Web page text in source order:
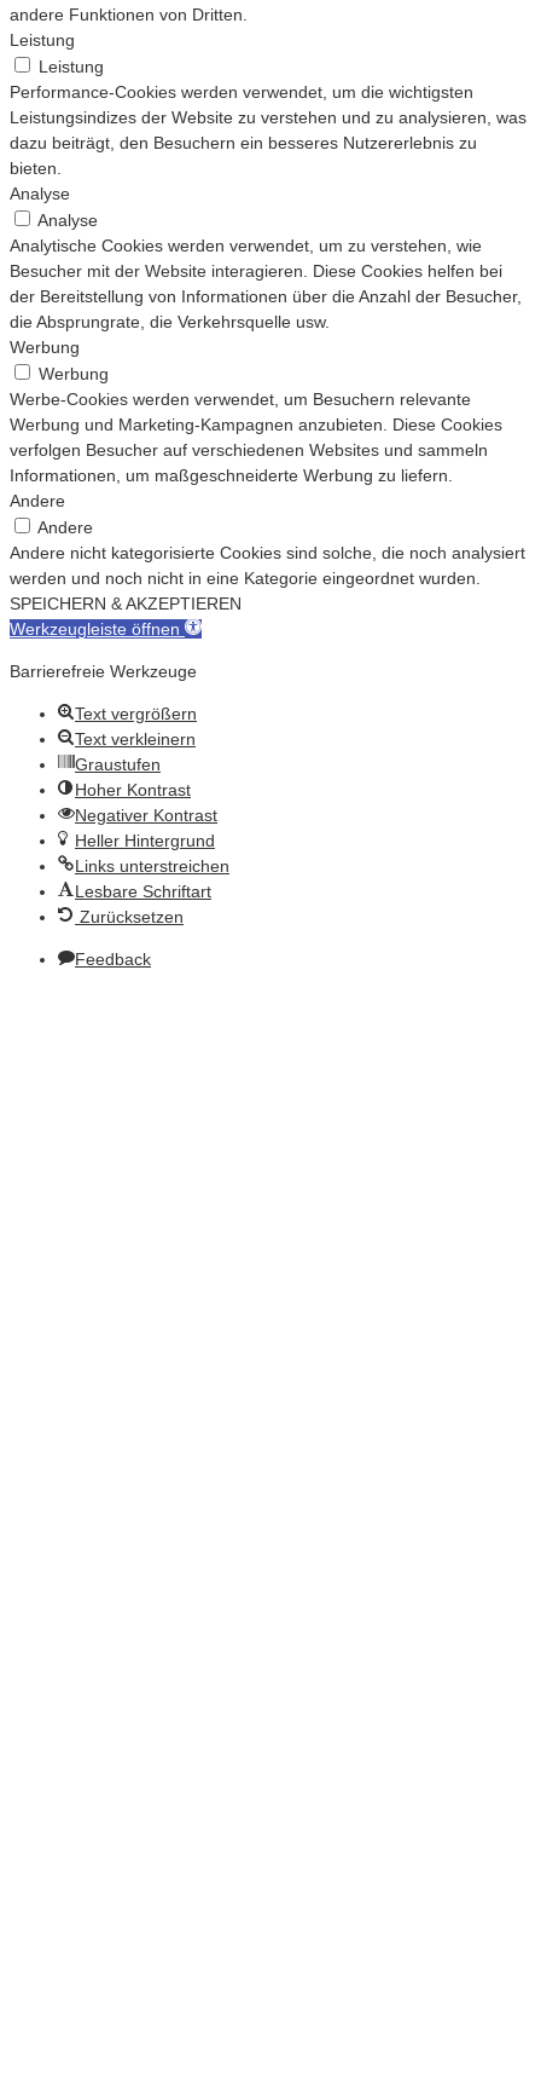
andere Funktionen von Dritten.
Leistung
Leistung
Performance-Cookies werden verwendet, um die wichtigsten
Leistungsindizes der Website zu verstehen und zu analysieren, was
dazu beiträgt, den Besuchern ein besseres Nutzererlebnis zu
bieten.
Analyse
Analyse
Analytische Cookies werden verwendet, um zu verstehen, wie
Besucher mit der Website interagieren. Diese Cookies helfen bei
der Bereitstellung von Informationen über die Anzahl der Besucher,
die Absprungrate, die Verkehrsquelle usw.
Werbung
Werbung
Werbe-Cookies werden verwendet, um Besuchern relevante
Werbung und Marketing-Kampagnen anzubieten. Diese Cookies
verfolgen Besucher auf verschiedenen Websites und sammeln
Informationen, um maßgeschneiderte Werbung zu liefern.
Andere
Andere
Andere nicht kategorisierte Cookies sind solche, die noch analysiert
werden und noch nicht in eine Kategorie eingeordnet wurden.
SPEICHERN & AKZEPTIEREN
Werkzeugleiste öffnen
Barrierefreie Werkzeuge
Text vergrößern
Text verkleinern
Graustufen
Hoher Kontrast
Negativer Kontrast
Heller Hintergrund
Links unterstreichen
Lesbare Schriftart
Zurücksetzen
Feedback